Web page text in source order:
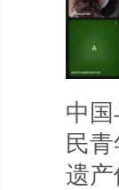
中
民
遗